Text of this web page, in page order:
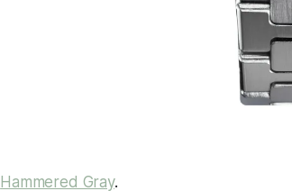
Hammered Gray.